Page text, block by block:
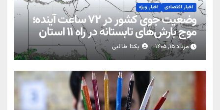
اخبار اقتصادی اخبار ویژه
وضعیت جوی کشور در ۷۲ ساعت آینده؛
موج بارش‌های تابستانه در راه ۱۱ استان
مرداد ۱۵, ۱۴۰۵ یکتا طالبی